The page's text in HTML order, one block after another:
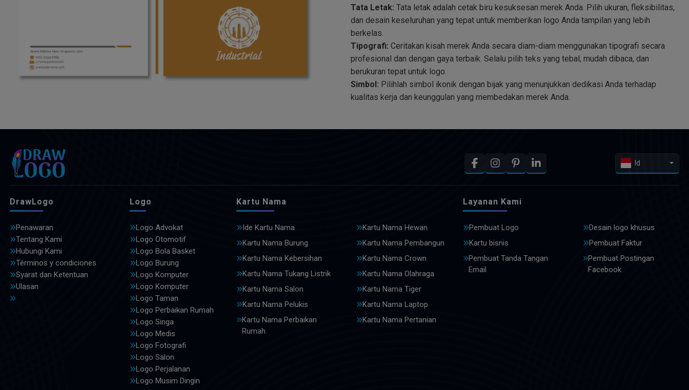
Tata Letak: Tata letak adalah cetak biru kesuksesan merek Anda. Pilih ukuran, fleksibilitas,
dan desain keseluruhan yang tepat untuk memberikan logo Anda tampilan yang lebih
berkelas.
Tipografi: Ceritakan kisah merek Anda secara diam-diam menggunakan tipografi secara
profesional dan dengan gaya terbaik. Selalu pilih teks yang tebal, mudah dibaca, dan
berukuran tepat untuk logo.
Simbol: Pilihlah simbol ikonik dengan bijak yang menunjukkan dedikasi Anda terhadap
kualitas kerja dan keunggulan yang membedakan merek Anda.
Id
DrawLogo
Penawaran
Tentang Kami
Hubungi Kami
Términos y condiciones
Syarat dan Ketentuan
Ulasan
Logo
Logo Advokat
Logo Otomotif
Logo Bola Basket
Logo Burung
Logo Komputer
Logo Komputer
Logo Taman
Logo Perbaikan Rumah
Logo Singa
Logo Medis
Logo Fotografi
Logo Salon
Logo Perjalanan
Logo Musim Dingin
Kartu Nama
Ide Kartu Nama
Kartu Nama Hewan
Kartu Nama Burung
Kartu Nama Pembangun
Kartu Nama Kebersihan
Kartu Nama Crown
Kartu Nama Tukang Listrik
Kartu Nama Olahraga
Kartu Nama Salon
Kartu Nama Tiger
Kartu Nama Pelukis
Kartu Nama Laptop
Kartu Nama Perbaikan
Rumah
Kartu Nama Pertanian
Layanan Kami
Pembuat Logo
Desain logo khusus
Kartu bisnis
Pembuat Faktur
Pembuat Tanda Tangan
Email
Pembuat Postingan
Facebook